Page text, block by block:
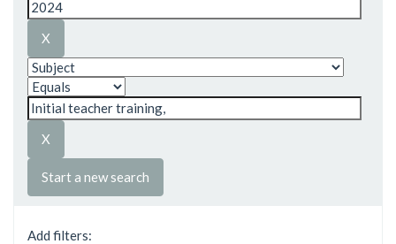
Start a new search
Add filters: